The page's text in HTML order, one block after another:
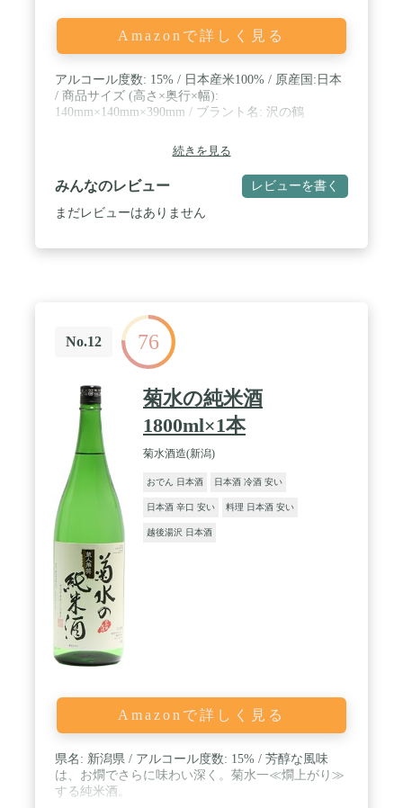
Amazonで詳しく見る
アルコール度数: 15% / 日本産米100% / 原産国:日本
/ 商品サイズ (高さ×奥行×幅):
140mm×140mm×390mm / ブラント名: 沢の鶴
続きを見る
みんなのレビュー レビューを書く
まだレビューはありません
No.12 76
菊水の純米酒
1800ml×1本
菊水酒造(新潟)
おでん 日本酒 日本酒 冷酒 安い
日本酒 辛口 安い 料理 日本酒 安い
越後湯沢 日本酒
Amazonで詳しく見る
県名: 新潟県 / アルコール度数: 15% / 芳醇な風味
は、お燗でさらに味わい深く。菊水一≪燗上がり≫
する純米酒。